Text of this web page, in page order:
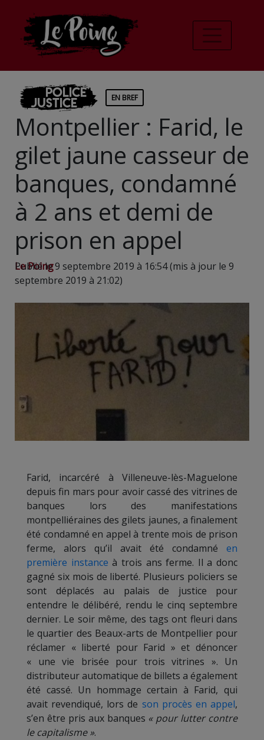
Police
Justice EN BREF
Montpellier : Farid, le
gilet jaune casseur de
banques, condamné
à 2 ans et demi de
prison en appel
Le Poing
Publié le 9 septembre 2019 à 16:54 (mis à jour le 9
septembre 2019 à 21:02)
Farid, incarcéré à Villeneuve-lès-Maguelone
depuis fin mars pour avoir cassé des vitrines de
banques lors des manifestations
montpelliéraines des gilets jaunes, a finalement
été condamné en appel à trente mois de prison
ferme, alors qu’il avait été condamné en
première instance à trois ans ferme. Il a donc
gagné six mois de liberté. Plusieurs policiers se
sont déplacés au palais de justice pour
entendre le délibéré, rendu le cinq septembre
dernier. Le soir même, des tags ont fleuri dans
le quartier des Beaux-arts de Montpellier pour
réclamer « liberté pour Farid » et dénoncer
« une vie brisée pour trois vitrines ». Un
distributeur automatique de billets a également
été cassé. Un hommage certain à Farid, qui
avait revendiqué, lors de son procès en appel,
s’en être pris aux banques « pour lutter contre
le capitalisme ».